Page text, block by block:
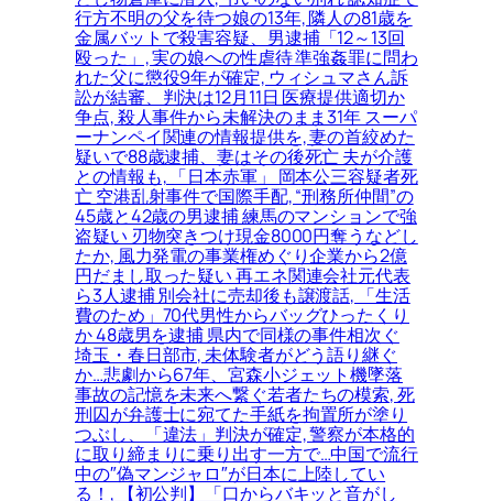
行方不明の父を待つ娘の13年, 隣人の81歳を
金属バットで殺害容疑、男逮捕「12～13回
殴った」, 実の娘への性虐待 準強姦罪に問わ
れた父に懲役9年が確定, ウィシュマさん訴
訟が結審、判決は12月11日 医療提供適切か
争点, 殺人事件から未解決のまま31年 スーパ
ーナンペイ関連の情報提供を, 妻の首絞めた
疑いで88歳逮捕、妻はその後死亡 夫が介護
との情報も, 「日本赤軍」 岡本公三容疑者死
亡 空港乱射事件で国際手配, “刑務所仲間”の
45歳と42歳の男逮捕 練馬のマンションで強
盗疑い 刃物突きつけ現金8000円奪うなどし
たか, 風力発電の事業権めぐり企業から2億
円だまし取った疑い 再エネ関連会社元代表
ら3人逮捕 別会社に売却後も譲渡話, 「生活
費のため」70代男性からバッグひったくり
か 48歳男を逮捕 県内で同様の事件相次ぐ
埼玉・春日部市, 未体験者がどう語り継ぐ
か…悲劇から67年、宮森小ジェット機墜落
事故の記憶を未来へ繋ぐ若者たちの模索, 死
刑囚が弁護士に宛てた手紙を拘置所が塗り
つぶし、「違法」判決が確定, 警察が本格的
に取り締まりに乗り出す一方で…中国で流行
中の″偽マンジャロ″が日本に上陸してい
る！, 【初公判】「口からバキッと音がし